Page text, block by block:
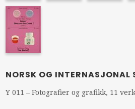
NORSK OG INTERNASJONAL
Y 011 – Fotografier og grafikk, 11